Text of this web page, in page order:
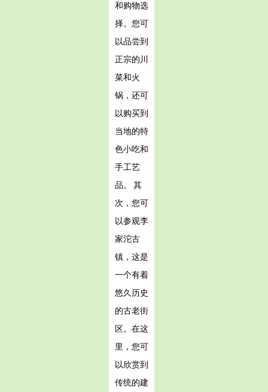
和购物选
择。您可
以品尝到
正宗的川
菜和火
锅，还可
以购买到
当地的特
色小吃和
手工艺
品。 其
次，您可
以参观李
家沱古
镇，这是
一个有着
悠久历史
的古老街
区。在这
里，您可
以欣赏到
传统的建